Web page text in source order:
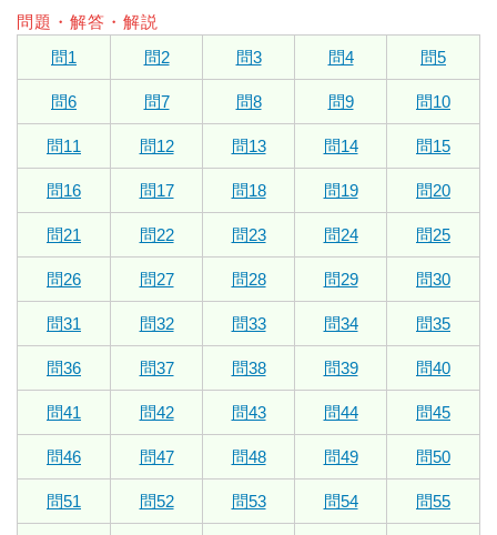
問題・解答・解説
問1
問2 問3 問4 問5
問6 問7 問8 問9 問10
問11 問12 問13 問14 問15
問16 問17 問18 問19 問20
問21 問22 問23 問24 問25
問26 問27 問28 問29 問30
問31 問32 問33 問34 問35
問36 問37 問38 問39 問40
問41 問42 問43 問44 問45
問46 問47 問48 問49 問50
問51 問52 問53 問54 問55